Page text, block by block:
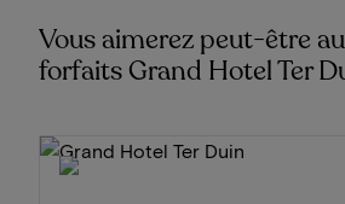
Vous aimerez peut-être
forfaits Grand Hotel Ter